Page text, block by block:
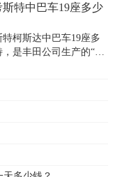
特中巴车19座多少
柯斯达中巴车19座多
是丰田公司生产的“豪
，赏心悦目的内饰正